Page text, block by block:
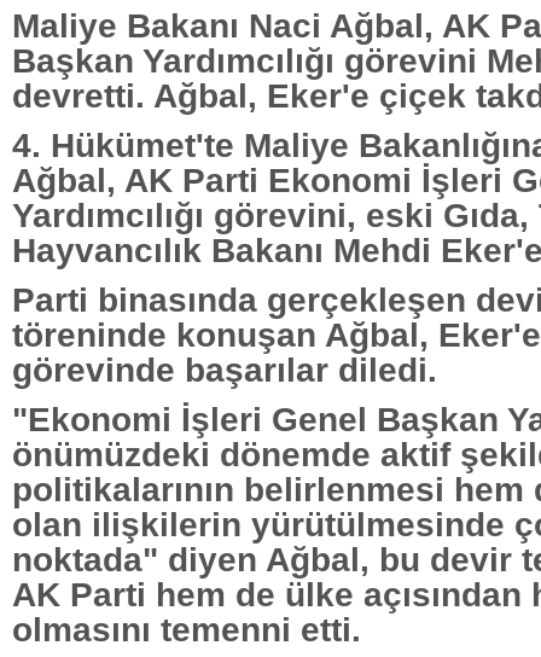
Maliye Bakanı Naci Ağbal, AK
Başkan Yardımcılığı görevini
devretti. Ağbal, Eker'e çiçek
4. Hükümet'te Maliye
Ağbal, AK Parti Ekonomi İşleri
Yardımcılığı görevini, eski Gıda,
Hayvancılık Bakanı Mehdi
Parti binasında gerçekleşen
töreninde konuşan Ağbal,
görevinde başarılar diledi.
"Ekonomi İşleri Genel Başkan
önümüzdeki dönemde aktif
politikalarının belirlenmesi hem
olan ilişkilerin yürütülmesinde
noktada" diyen Ağbal, bu devir
AK Parti hem de ülke açısından
olmasını temenni etti.